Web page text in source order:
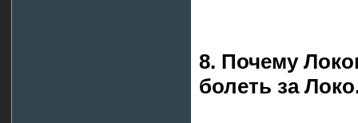
8. Почему
болеть за